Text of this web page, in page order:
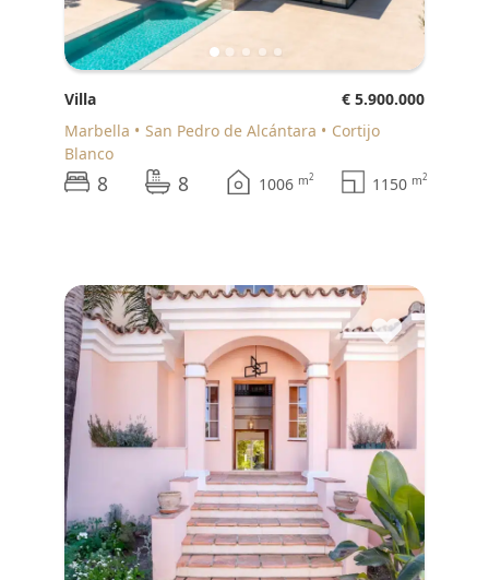
Villa
€ 5.900.000
Marbella
San Pedro de Alcántara
Cortijo
Blanco
8 8 1006 m2 1150 m2
♥